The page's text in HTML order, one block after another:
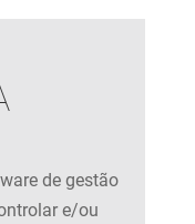
de gestão
e/ou